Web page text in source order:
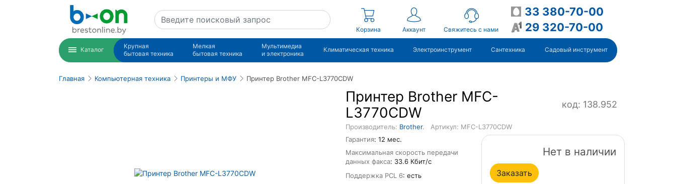
Корзина Аккаунт Свяжитесь с нами
33 380-70-00
29 320-70-00
Каталог
Крупная
бытовая техника
Мелкая
бытовая техника
Мультимедиа
и электроника
Климатическая техника Электроинструмент Сантехника Садовый инструмент
Главная Компьютерная техника Принтеры и МФУ Принтер Brother MFC-L3770CDW
Принтер Brother MFC-
L3770CDW
код: 138.952
Производитель: Brother.
Артикул: MFC-L3770CDW
Гарантия: 12 мес.
Максимальная скорость передачи
данных факса: 33.6 Кбит/с
Поддержка PCL 6: есть
Нет в наличии
Заказать